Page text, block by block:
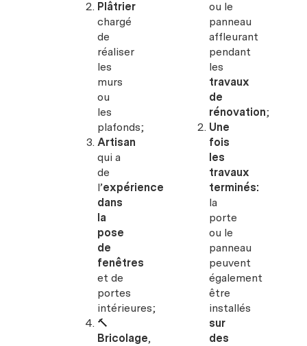
Plâtrier
chargé
de
réaliser
les
murs
ou
les
plafonds;
Artisan
qui a
de
l’expérience
dans
la
pose
de
fenêtres
et de
portes
intérieures;
🔨
Bricolage,
ou le
panneau
affleurant
pendant
les
travaux
de
rénovation;
Une
fois
les
travaux
terminés:
la
porte
ou le
panneau
peuvent
également
être
installés
sur
des